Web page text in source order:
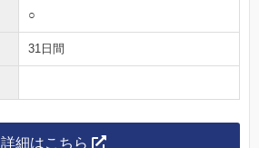
○
31日間
詳細はこちら